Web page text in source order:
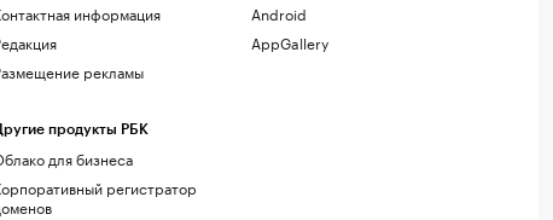
информация
рекламы
продукты РБК
для бизнеса
регистратор
Android
AppGallery